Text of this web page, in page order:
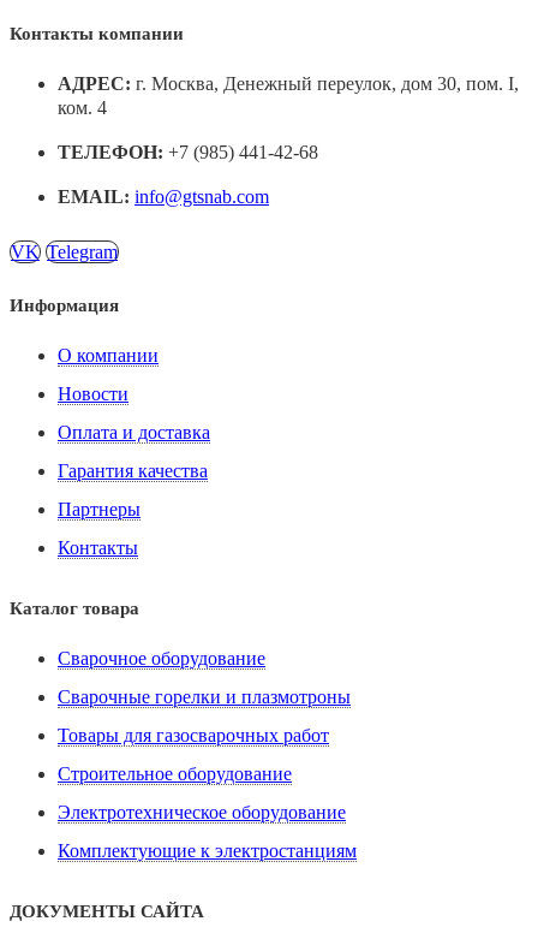
Контакты компании
АДРЕС: г. Москва, Денежный переулок, дом 30, пом. I,
ком. 4
ТЕЛЕФОН: +7 (985) 441-42-68
EMAIL: info@gtsnab.com
VK Telegram
Информация
О компании
Новости
Оплата и доставка
Гарантия качества
Партнеры
Контакты
Каталог товара
Сварочное оборудование
Сварочные горелки и плазмотроны
Товары для газосварочных работ
Строительное оборудование
Электротехническое оборудование
Комплектующие к электростанциям
ДОКУМЕНТЫ САЙТА